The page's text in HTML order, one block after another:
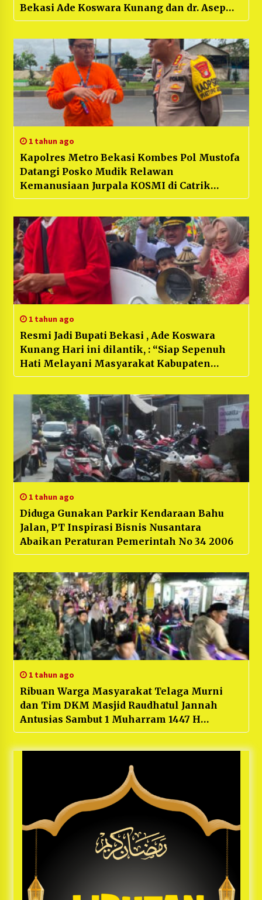
Bekasi Ade Koswara Kunang dan dr. Asep
Surya Atmaja
1 tahun ago
Kapolres Metro Bekasi Kombes Pol Mustofa
Datangi Posko Mudik Relawan
Kemanusiaan Jurpala KOSMI di Catrik
Cikarang Timur
1 tahun ago
Resmi Jadi Bupati Bekasi , Ade Koswara
Kunang Hari ini dilantik, : “Siap Sepenuh
Hati Melayani Masyarakat Kabupaten
Bekasi”
1 tahun ago
Diduga Gunakan Parkir Kendaraan Bahu
Jalan, PT Inspirasi Bisnis Nusantara
Abaikan Peraturan Pemerintah No 34 2006
1 tahun ago
Ribuan Warga Masyarakat Telaga Murni
dan Tim DKM Masjid Raudhatul Jannah
Antusias Sambut 1 Muharram 1447 H
memakai Obor Elektrik, Warga Telaga
Murni Cikarang Barat :“Sangat Khidmat